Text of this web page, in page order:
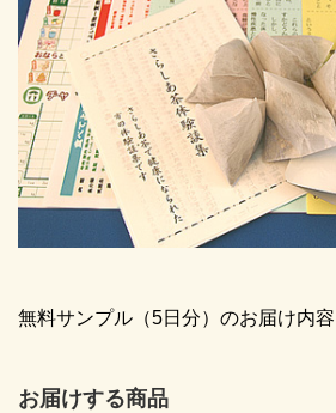
無料サンプル（5日分）のお届け内容
お届けする商品